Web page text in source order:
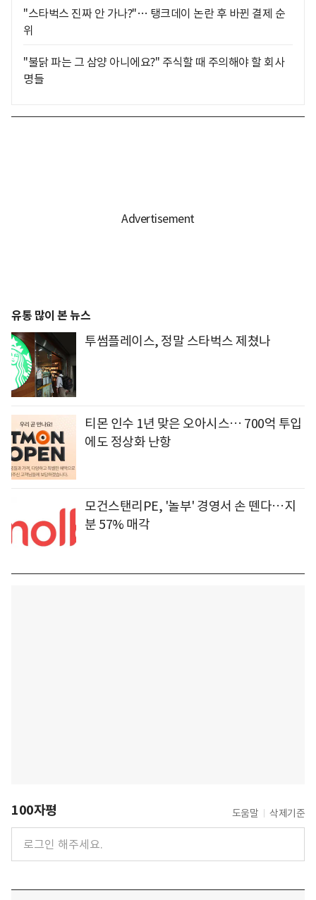
"스타벅스 진짜 안 가나?"… 탱크데이 논란 후 바뀐 결제 순
위
"불닭 파는 그 삼양 아니에요?" 주식할 때 주의해야 할 회사
명들
유통 많이 본 뉴스
투썸플레이스, 정말 스타벅스 제쳤나
티몬 인수 1년 맞은 오아시스… 700억 투입
에도 정상화 난항
모건스탠리PE, '놀부' 경영서 손 뗀다…지
분 57% 매각
100자평 도움말 삭제기준